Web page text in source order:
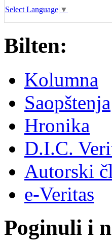
Select Language ▼
Bilten:
Kolumna
Saopštenja
Hronika
D.I.C.
Autorski
e-Veritas
Poginuli i